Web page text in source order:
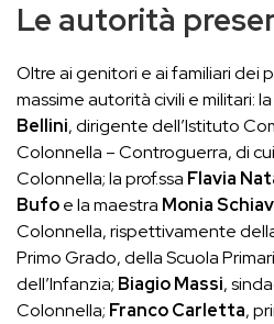
Le autorità
Oltre ai genitori e ai familiari dei
massime autorità civili e militari: la
Bellini, dirigente dell’Istituto
Colonnella – Controguerra, di
Colonnella; la prof.ssa Flavia
Bufoe la maestra Monia
Colonnella, rispettivamente
Primo Grado, della Scuola
dell’Infanzia; Biagio Massi,
Colonnella; Franco Carletta,